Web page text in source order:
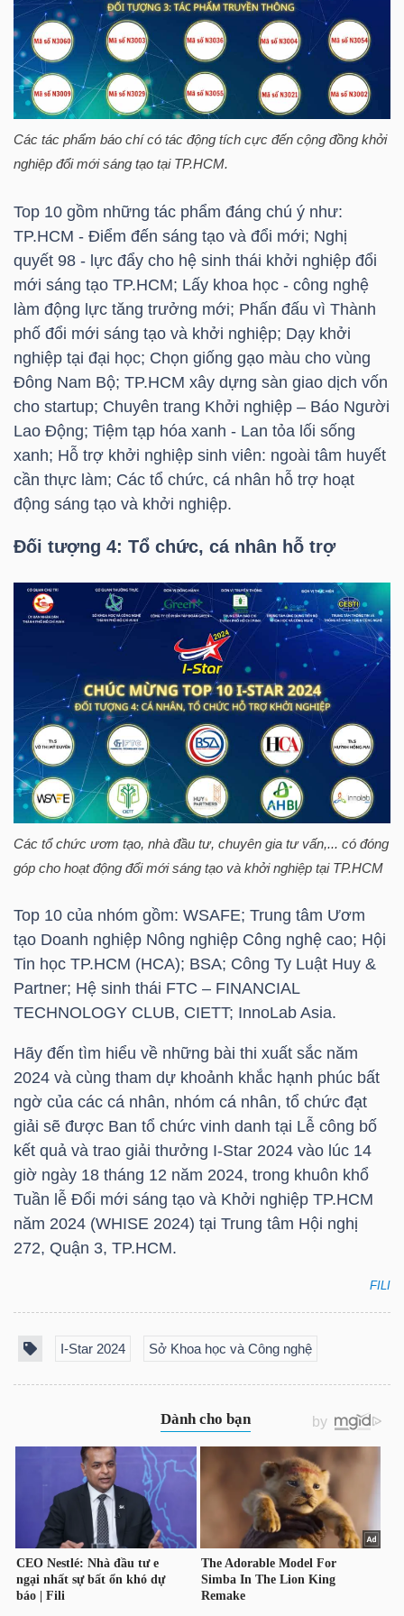
Các tác phẩm báo chí có tác động tích cực đến cộng đồng khởi
nghiệp đổi mới sáng tạo tại TP.HCM.
Top 10 gồm những tác phẩm đáng chú ý như:
TP.HCM - Điểm đến sáng tạo và đổi mới; Nghị
quyết 98 - lực đẩy cho hệ sinh thái khởi nghiệp đổi
mới sáng tạo TP.HCM; Lấy khoa học - công nghệ
làm động lực tăng trưởng mới; Phấn đấu vì Thành
phố đổi mới sáng tạo và khởi nghiệp; Dạy khởi
nghiệp tại đại học; Chọn giống gạo màu cho vùng
Đông Nam Bộ; TP.HCM xây dựng sàn giao dịch vốn
cho startup; Chuyên trang Khởi nghiệp – Báo Người
Lao Động; Tiệm tạp hóa xanh - Lan tỏa lối sống
xanh; Hỗ trợ khởi nghiệp sinh viên: ngoài tâm huyết
cần thực làm; Các tổ chức, cá nhân hỗ trợ hoạt
động sáng tạo và khởi nghiệp.
Đối tượng 4: Tổ chức, cá nhân hỗ trợ
Các tổ chức ươm tạo, nhà đầu tư, chuyên gia tư vấn,... có đóng
góp cho hoạt động đổi mới sáng tạo và khởi nghiệp tại TP.HCM
Top 10 của nhóm gồm: WSAFE; Trung tâm Ươm
tạo Doanh nghiệp Nông nghiệp Công nghệ cao; Hội
Tin học TP.HCM (HCA); BSA; Công Ty Luật Huy &
Partner; Hệ sinh thái FTC – FINANCIAL
TECHNOLOGY CLUB, CIETT; InnoLab Asia.
Hãy đến tìm hiểu về những bài thi xuất sắc năm
2024 và cùng tham dự khoảnh khắc hạnh phúc bất
ngờ của các cá nhân, nhóm cá nhân, tổ chức đạt
giải sẽ được Ban tổ chức vinh danh tại Lễ công bố
kết quả và trao giải thưởng I-Star 2024 vào lúc 14
giờ ngày 18 tháng 12 năm 2024, trong khuôn khổ
Tuần lễ Đổi mới sáng tạo và Khởi nghiệp TP.HCM
năm 2024 (WHISE 2024) tại Trung tâm Hội nghị
272, Quận 3, TP.HCM.
FILI
I-Star 2024 Sở Khoa học và Công nghệ
YẾU
TIÊU
DÙNG
THIẾT
CHĂM
SÓC
SỨC
KHỎE
TÀI
CHÍNH
CÔNG
THÔNG
TIN
DỊCH
VỤ
TRUYỀN
TIỆN
ÍCH
BẤT
ĐỘNG
SẢN
chứng
(-)
Tất cả Cổ phiếu Chỉ số Chứng chỉ quỹ
(-)
Tất cả Người nội bộ Người liên quan Cổ đông lớn
Tin
tức
(-)